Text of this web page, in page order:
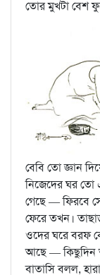
তোর মুখটা বেশ
বেবি তো জ্ঞান
নিজেদের ঘর তো
গেছে — ফিরবে
ফেরে তখন।
ওদের ঘরে বরফ
আছে — কিছুদিন
বাতাসি বলল,